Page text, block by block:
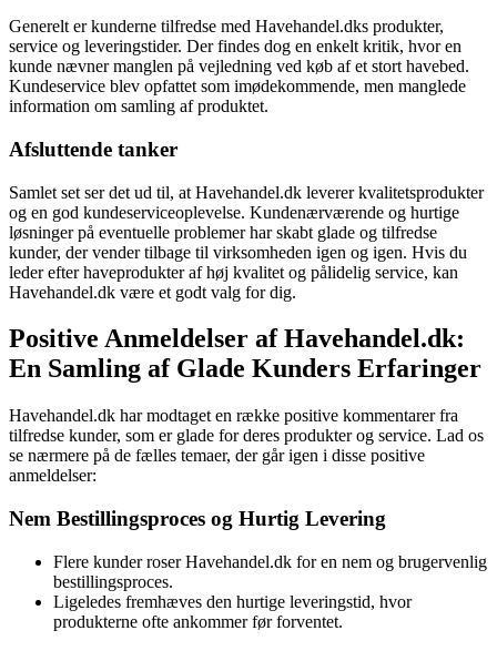
Generelt er kunderne tilfredse med Havehandel.dks produkter,
service og leveringstider. Der findes dog en enkelt kritik, hvor en
kunde nævner manglen på vejledning ved køb af et stort havebed.
Kundeservice blev opfattet som imødekommende, men manglede
information om samling af produktet.
Afsluttende tanker
Samlet set ser det ud til, at Havehandel.dk leverer kvalitetsprodukter
og en god kundeserviceoplevelse. Kundenærværende og hurtige
løsninger på eventuelle problemer har skabt glade og tilfredse
kunder, der vender tilbage til virksomheden igen og igen. Hvis du
leder efter haveprodukter af høj kvalitet og pålidelig service, kan
Havehandel.dk være et godt valg for dig.
Positive Anmeldelser af Havehandel.dk:
En Samling af Glade Kunders Erfaringer
Havehandel.dk har modtaget en række positive kommentarer fra
tilfredse kunder, som er glade for deres produkter og service. Lad os
se nærmere på de fælles temaer, der går igen i disse positive
anmeldelser:
Nem Bestillingsproces og Hurtig Levering
Flere kunder roser Havehandel.dk for en nem og brugervenlig
bestillingsproces.
Ligeledes fremhæves den hurtige leveringstid, hvor
produkterne ofte ankommer før forventet.